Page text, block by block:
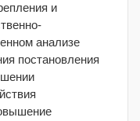
и
анализе
постановления